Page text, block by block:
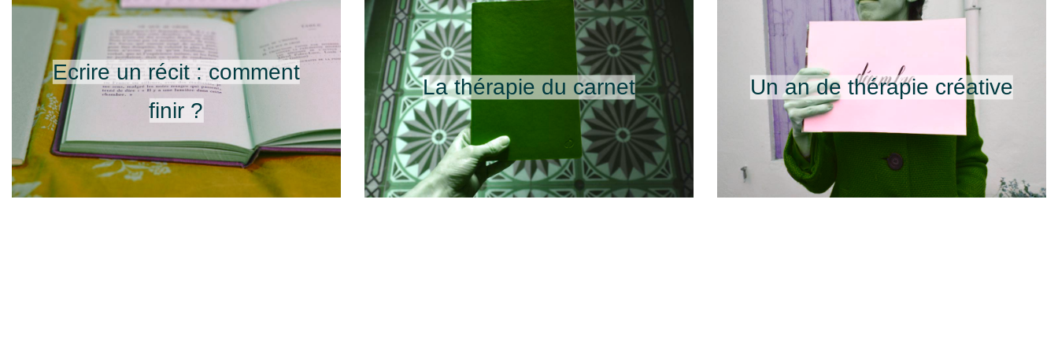
Ecrire un récit : comment
finir ?
La thérapie du carnet Un an de thérapie créative